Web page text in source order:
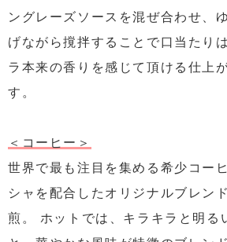
ングレーズソースを混ぜ合わせ、
げながら撹拌することで口当たり
ラ本来の香りを感じて頂ける仕上
す。
＜コーヒー＞
世界で最も注目を集める希少コー
シャを配合したオリジナルブレン
煎。 ホットでは、キラキラと明る